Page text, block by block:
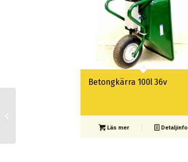
Betongkärra 100l 36v
Läs mer Detaljinfo